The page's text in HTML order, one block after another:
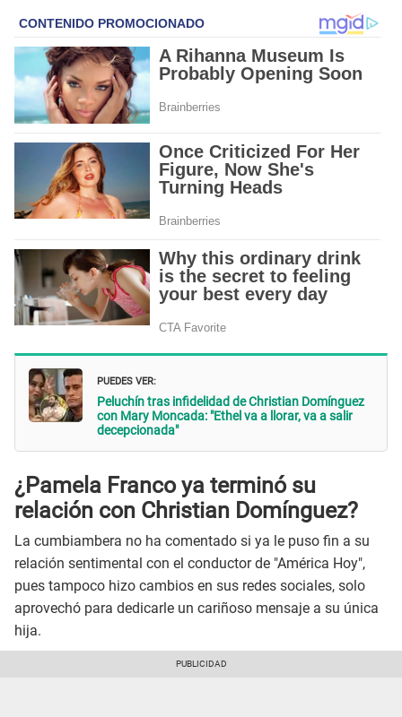
PUEDES VER:
Peluchín tras infidelidad de Christian Domínguez
con Mary Moncada: "Ethel va a llorar, va a salir
decepcionada"
¿Pamela Franco ya terminó su
relación con Christian Domínguez?
La cumbiambera no ha comentado si ya le puso fin a su
relación sentimental con el conductor de "América Hoy",
pues tampoco hizo cambios en sus redes sociales, solo
aprovechó para dedicarle un cariñoso mensaje a su única
hija.